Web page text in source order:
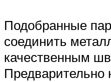
Подобранные
соединить
качественным
Предварительно